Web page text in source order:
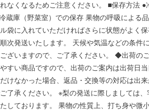
なくなるためご注意ください。 ■保存方法
蔵庫（野菜室）での保存 果物の呼吸による
袋に入れていただければさらに状態がよく
次発送いたします。 天候や気温などの条件
ざいますので、ご了承ください。 ◆出荷の
すい商品ですので、出荷のご案内は出荷日
けなかった場合、返品・交換等の対応は出
了承ください。 ※梨の発送に際しましては
しております。 果物の性質上、打ち身や微